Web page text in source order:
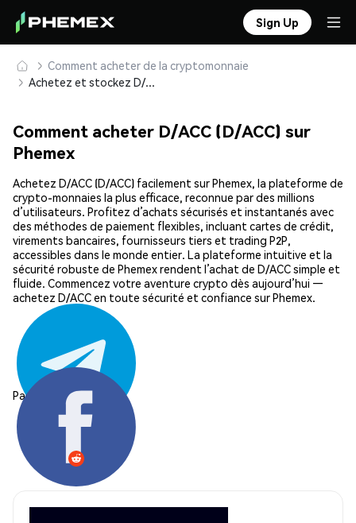
Sign Up
Comment acheter de la cryptomonnaie
Achetez et stockez D/ACC (D/ACC) en toute sécurité
Comment acheter D/ACC (D/ACC) sur
Phemex
Achetez D/ACC (D/ACC) facilement sur Phemex, la plateforme de
crypto-monnaies la plus efficace, reconnue par des millions
d’utilisateurs. Profitez d’achats sécurisés et instantanés avec
des méthodes de paiement flexibles, incluant cartes de crédit,
virements bancaires, fournisseurs tiers et trading P2P,
accessibles dans le monde entier. La plateforme intuitive et la
sécurité robuste de Phemex rendent l’achat de D/ACC simple et
fluide. Commencez votre aventure crypto dès aujourd’hui —
achetez D/ACC en toute sécurité et confiance sur Phemex.
Partager: